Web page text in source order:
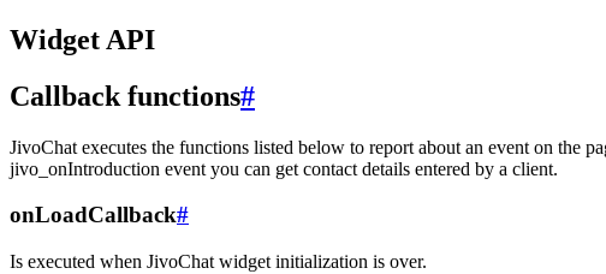
Widget API
Callback functions#
JivoChat executes the functions listed below to report about an event on the
jivo_onIntroduction event you can get contact details entered by a client.
onLoadCallback#
Is executed when JivoChat widget initialization is over.